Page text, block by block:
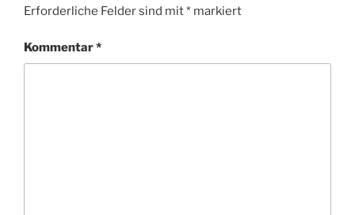
Erforderliche Felder sind mit* markiert
Kommentar*